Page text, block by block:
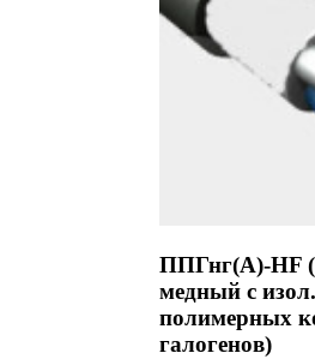
ППГнг(А)-HF
медный с
полимерных
галогенов)